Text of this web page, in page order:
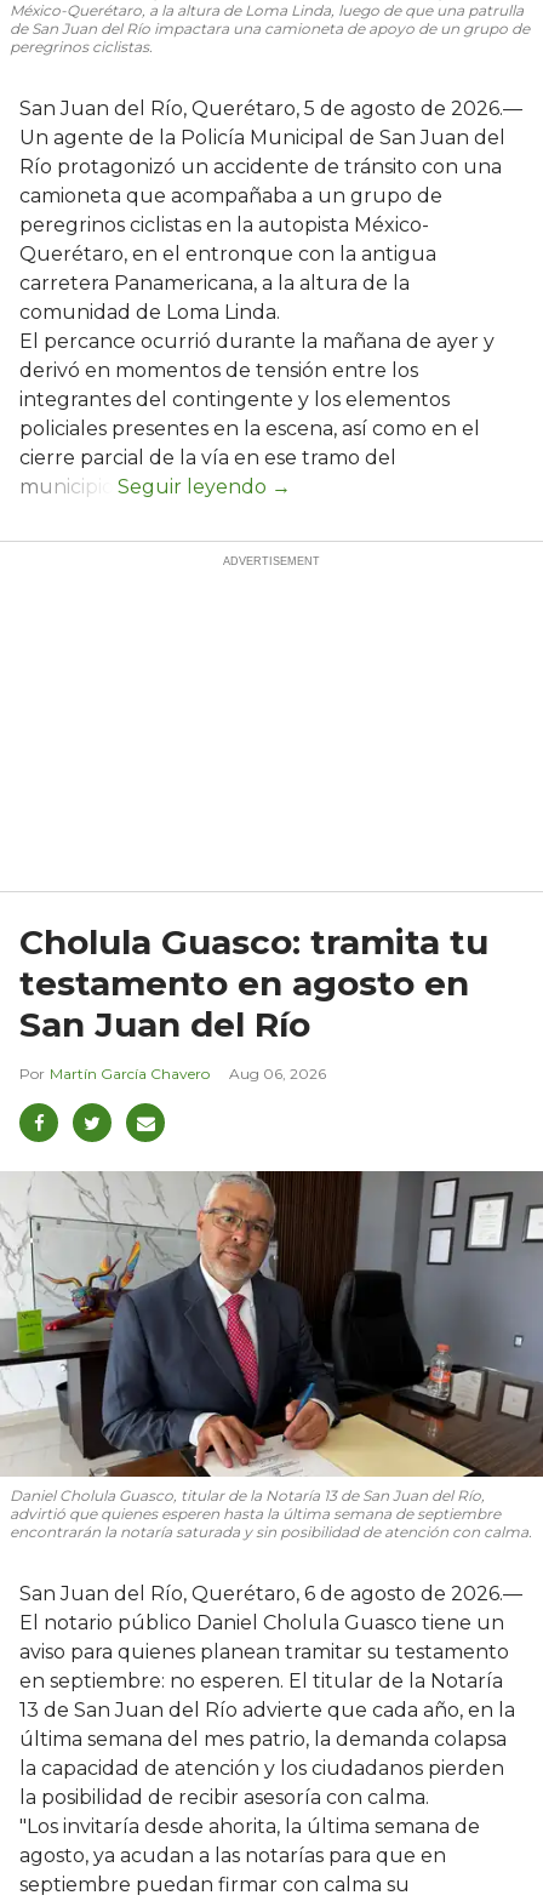
México-Querétaro, a la altura de Loma Linda, luego de que una patrulla
de San Juan del Río impactara una camioneta de apoyo de un grupo de
peregrinos ciclistas.
San Juan del Río, Querétaro, 5 de agosto de 2026.—
Un agente de la Policía Municipal de San Juan del
Río protagonizó un accidente de tránsito con una
camioneta que acompañaba a un grupo de
peregrinos ciclistas en la autopista México-
Querétaro, en el entronque con la antigua
carretera Panamericana, a la altura de la
comunidad de Loma Linda.
El percance ocurrió durante la mañana de ayer y
derivó en momentos de tensión entre los
integrantes del contingente y los elementos
policiales presentes en la escena, así como en el
cierre parcial de la vía en ese tramo del
municipio.
Cholula Guasco: tramita tu
testamento en agosto en
San Juan del Río
Martín García Chavero Aug 06, 2026
Daniel Cholula Guasco, titular de la Notaría 13 de San Juan del Río,
advirtió que quienes esperen hasta la última semana de septiembre
encontrarán la notaría saturada y sin posibilidad de atención con calma.
San Juan del Río, Querétaro, 6 de agosto de 2026.—
El notario público Daniel Cholula Guasco tiene un
aviso para quienes planean tramitar su testamento
en septiembre: no esperen. El titular de la Notaría
13 de San Juan del Río advierte que cada año, en la
última semana del mes patrio, la demanda colapsa
la capacidad de atención y los ciudadanos pierden
la posibilidad de recibir asesoría con calma.
"Los invitaría desde ahorita, la última semana de
agosto, ya acudan a las notarías para que en
septiembre puedan firmar con calma su